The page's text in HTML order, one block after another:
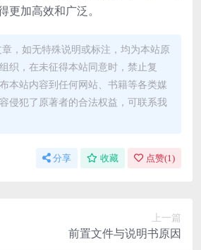
更加高效和广泛。
，如无特殊说明或标注，均为本站原
织，在未征得本站同意时，禁止复
本站内容到任何网站、书籍等各类媒
侵犯了原著者的合法权益，可联系我
分享 收藏 点赞(1 )
上一篇
前置文件与说明书原因